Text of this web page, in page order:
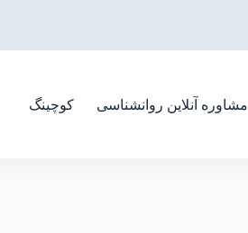
مشاوره آنلاین روانشناسی کوچینگ